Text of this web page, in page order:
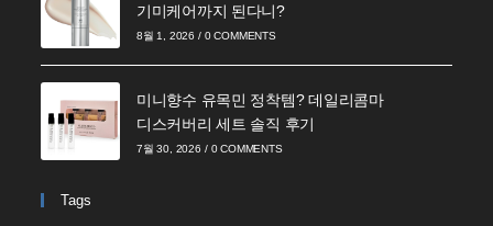
기미케어까지 된다니?
8월 1, 2026 / 0 COMMENTS
미니향수 유목민 정착템? 데일리콤마
디스커버리 세트 솔직 후기
7월 30, 2026 / 0 COMMENTS
Tags